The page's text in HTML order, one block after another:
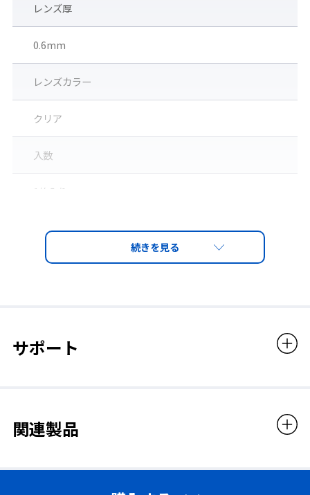
レンズ厚
0.6mm
レンズカラー
クリア
入数
1枚入り
販売価格
330円（税込）
サポート
関連製品